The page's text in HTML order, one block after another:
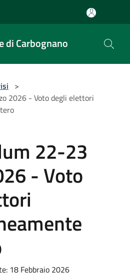
di Carbognano
>
2026 - Voto degli elettori
22-23
- Voto
18 Febbraio 2026